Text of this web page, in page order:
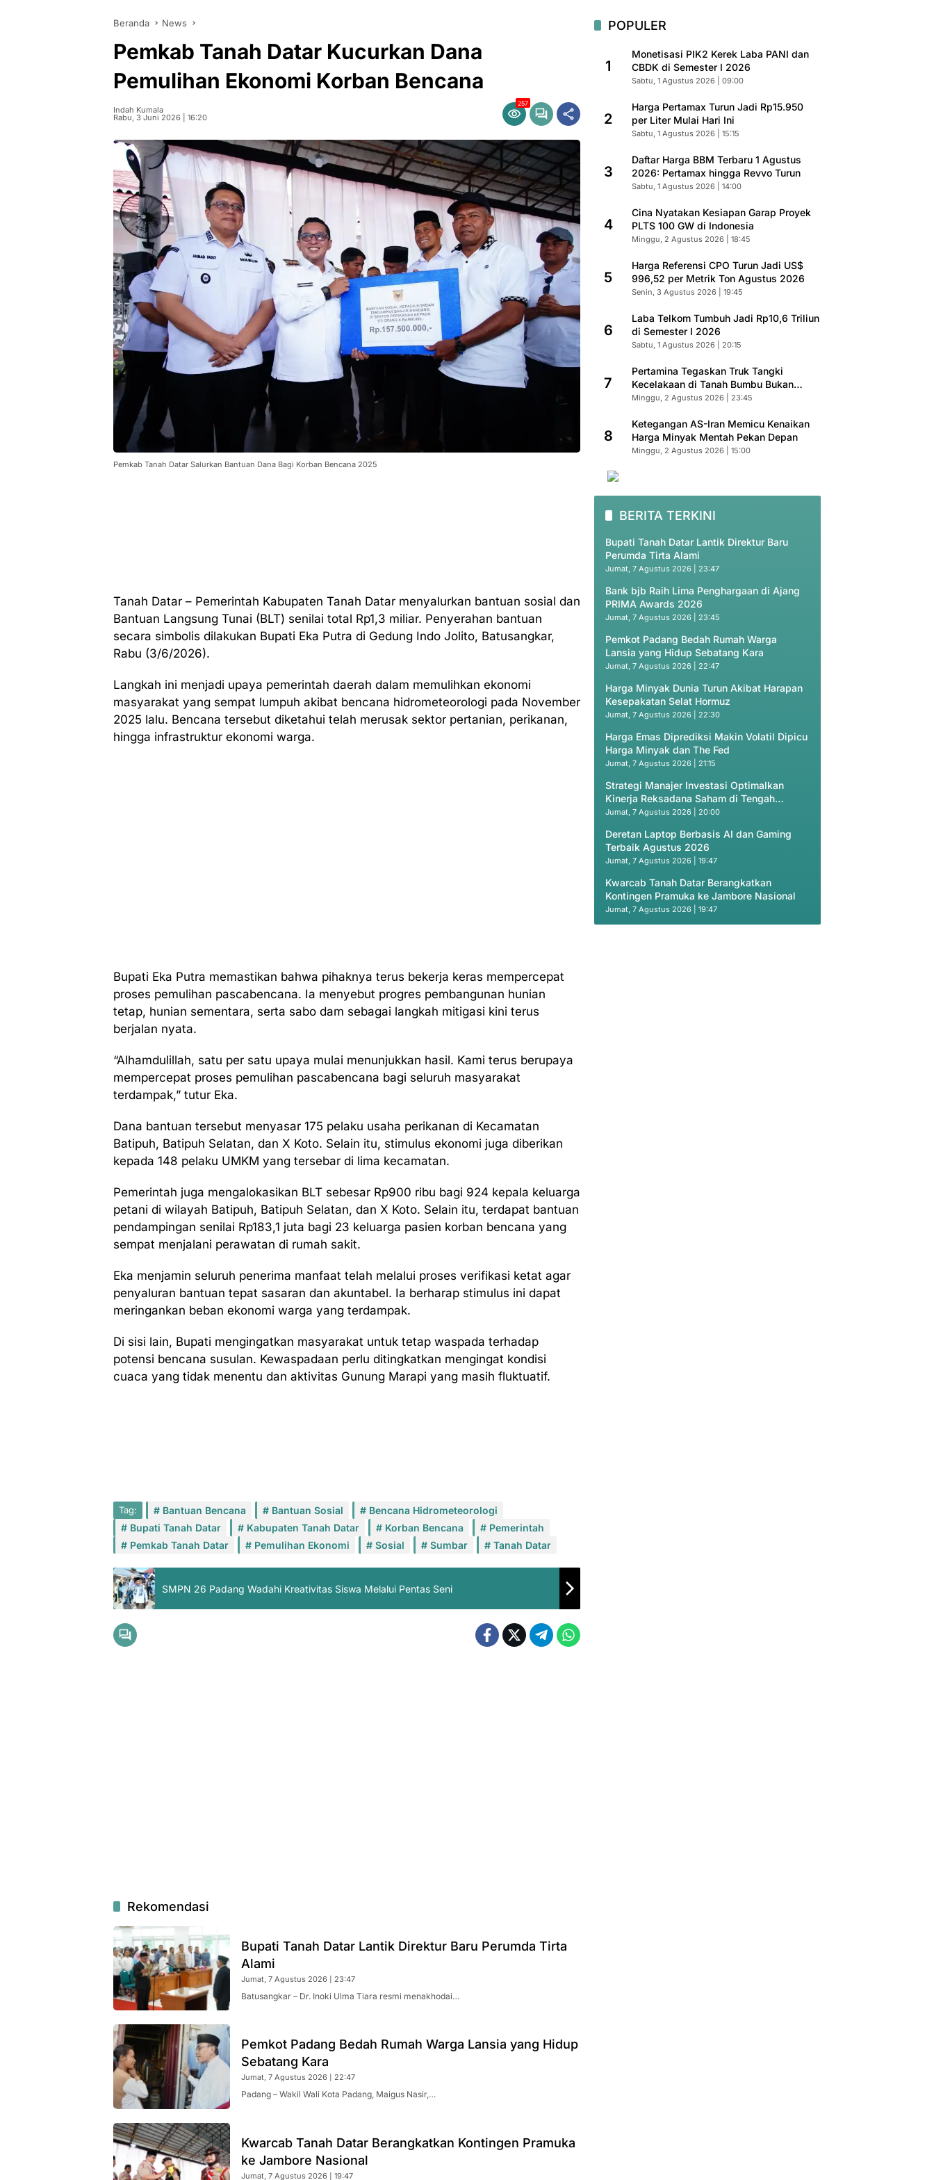
Beranda News
Pemkab Tanah Datar Kucurkan Dana
Pemulihan Ekonomi Korban Bencana
Indah Kumala
Rabu, 3 Juni 2026 | 16:20
257
Pemkab Tanah Datar Salurkan Bantuan Dana Bagi Korban Bencana 2025
Tanah Datar – Pemerintah Kabupaten Tanah Datar menyalurkan bantuan sosial dan
Bantuan Langsung Tunai (BLT) senilai total Rp1,3 miliar. Penyerahan bantuan
secara simbolis dilakukan Bupati Eka Putra di Gedung Indo Jolito, Batusangkar,
Rabu (3/6/2026).
Langkah ini menjadi upaya pemerintah daerah dalam memulihkan ekonomi
masyarakat yang sempat lumpuh akibat bencana hidrometeorologi pada November
2025 lalu. Bencana tersebut diketahui telah merusak sektor pertanian, perikanan,
hingga infrastruktur ekonomi warga.
Bupati Eka Putra memastikan bahwa pihaknya terus bekerja keras mempercepat
proses pemulihan pascabencana. Ia menyebut progres pembangunan hunian
tetap, hunian sementara, serta sabo dam sebagai langkah mitigasi kini terus
berjalan nyata.
“Alhamdulillah, satu per satu upaya mulai menunjukkan hasil. Kami terus berupaya
mempercepat proses pemulihan pascabencana bagi seluruh masyarakat
terdampak,” tutur Eka.
Dana bantuan tersebut menyasar 175 pelaku usaha perikanan di Kecamatan
Batipuh, Batipuh Selatan, dan X Koto. Selain itu, stimulus ekonomi juga diberikan
kepada 148 pelaku UMKM yang tersebar di lima kecamatan.
Pemerintah juga mengalokasikan BLT sebesar Rp900 ribu bagi 924 kepala keluarga
petani di wilayah Batipuh, Batipuh Selatan, dan X Koto. Selain itu, terdapat bantuan
pendampingan senilai Rp183,1 juta bagi 23 keluarga pasien korban bencana yang
sempat menjalani perawatan di rumah sakit.
Eka menjamin seluruh penerima manfaat telah melalui proses verifikasi ketat agar
penyaluran bantuan tepat sasaran dan akuntabel. Ia berharap stimulus ini dapat
meringankan beban ekonomi warga yang terdampak.
Di sisi lain, Bupati mengingatkan masyarakat untuk tetap waspada terhadap
potensi bencana susulan. Kewaspadaan perlu ditingkatkan mengingat kondisi
cuaca yang tidak menentu dan aktivitas Gunung Marapi yang masih fluktuatif.
Tag: Bantuan Bencana Bantuan Sosial
Bencana Hidrometeorologi
Bupati Tanah Datar
Kabupaten Tanah Datar Korban Bencana
Pemerintah
Pemkab Tanah Datar
Pemulihan Ekonomi Sosial Sumbar Tanah Datar
SMPN 26 Padang Wadahi Kreativitas Siswa Melalui Pentas Seni
Rekomendasi
Bupati Tanah Datar Lantik Direktur Baru Perumda Tirta
Alami
Jumat, 7 Agustus 2026 | 23:47
Batusangkar – Dr. Inoki Ulma Tiara resmi menakhodai…
Pemkot Padang Bedah Rumah Warga Lansia yang Hidup
Sebatang Kara
Jumat, 7 Agustus 2026 | 22:47
Padang – Wakil Wali Kota Padang, Maigus Nasir,…
Kwarcab Tanah Datar Berangkatkan Kontingen Pramuka
ke Jambore Nasional
Jumat, 7 Agustus 2026 | 19:47
POPULER
1
Monetisasi PIK2 Kerek Laba PANI dan
CBDK di Semester I 2026
Sabtu, 1 Agustus 2026 | 09:00
2
Harga Pertamax Turun Jadi Rp15.950
per Liter Mulai Hari Ini
Sabtu, 1 Agustus 2026 | 15:15
3
Daftar Harga BBM Terbaru 1 Agustus
2026: Pertamax hingga Revvo Turun
Sabtu, 1 Agustus 2026 | 14:00
4
Cina Nyatakan Kesiapan Garap Proyek
PLTS 100 GW di Indonesia
Minggu, 2 Agustus 2026 | 18:45
5
Harga Referensi CPO Turun Jadi US$
996,52 per Metrik Ton Agustus 2026
Senin, 3 Agustus 2026 | 19:45
6
Laba Telkom Tumbuh Jadi Rp10,6 Triliun
di Semester I 2026
Sabtu, 1 Agustus 2026 | 20:15
7
Pertamina Tegaskan Truk Tangki
Kecelakaan di Tanah Bumbu Bukan
Armada Resmi
Minggu, 2 Agustus 2026 | 23:45
8
Ketegangan AS-Iran Memicu Kenaikan
Harga Minyak Mentah Pekan Depan
Minggu, 2 Agustus 2026 | 15:00
BERITA TERKINI
Bupati Tanah Datar Lantik Direktur Baru
Perumda Tirta Alami
Jumat, 7 Agustus 2026 | 23:47
Bank bjb Raih Lima Penghargaan di Ajang
PRIMA Awards 2026
Jumat, 7 Agustus 2026 | 23:45
Pemkot Padang Bedah Rumah Warga
Lansia yang Hidup Sebatang Kara
Jumat, 7 Agustus 2026 | 22:47
Harga Minyak Dunia Turun Akibat Harapan
Kesepakatan Selat Hormuz
Jumat, 7 Agustus 2026 | 22:30
Harga Emas Diprediksi Makin Volatil Dipicu
Harga Minyak dan The Fed
Jumat, 7 Agustus 2026 | 21:15
Strategi Manajer Investasi Optimalkan
Kinerja Reksadana Saham di Tengah
Valuasi Murah
Jumat, 7 Agustus 2026 | 20:00
Deretan Laptop Berbasis AI dan Gaming
Terbaik Agustus 2026
Jumat, 7 Agustus 2026 | 19:47
Kwarcab Tanah Datar Berangkatkan
Kontingen Pramuka ke Jambore Nasional
Jumat, 7 Agustus 2026 | 19:47